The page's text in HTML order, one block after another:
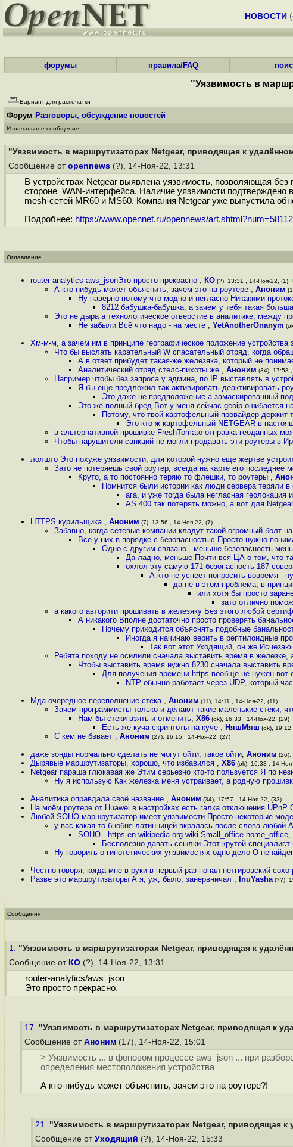
НОВОСТИ (
форумы правила/FAQ
"Уязвимость в
Вариант для распечатки
Форум Разговоры, обсуждение новостей
Изначальное сообщение
"Уязвимость в маршрутизаторах Netgear, приводящая к
Сообщение от opennews (?), 14-Ноя-22, 13:31
В устройствах Netgear выявлена уязвимость, позволяющая
стороне WAN-интерфейса. Наличие уязвимости подтверждено
mesh-сетей MR60 и MS60. Компания Netgear уже выпустила
Подробнее: https://www.opennet.ru/opennews/art.shtml?num=58112
Оглавление
router-analytics aws_jsonЭто просто прекрасно , КО (?), 13:31 , 14-Ноя-22, (1)
А кто-нибудь может объяснить, зачем это на роутере , Аноним
Ну наверно потому что модно и негласно Никакими
8212 бабушка-бабушка, а зачем у тебя такая
Это не дыра а технологическое отверстие в аналитике, между
Не забыли Всё что надо - на месте , YetAnotherOnanym
Хм-м-м, а зачем им в принципе географическое положение устройства
Что бы выслать карательный W спасательный отряд, когда
А в ответ прибудет такая-же железяка, который не
Аналитический отряд стелс-пихоты же , Аноним (34), 17:58
Например чтобы без запроса у админа, по IP выставлять в
Я бы еще предложил так активировать-деактивировать
Это даже не предположение а замаскированный
Это же полный бред Вот у меня сейчас geoip ошибается
Потому, что твой картофельный провайдер держит
Это кто ж картофельный NETGEAR в
в альтернативной прошивке FreshTomato отправка геоданных
Чтобы нарушители санкций не могли продавать эти роутеры в
лолшто Это похуже уязвимости, для которой нужно еще жертве
Зато не потеряешь свой роутер, всегда на карте его последнее
Круто, а то постоянно теряю то флешки, то роутеры ,
Помнится были истории как люди сервера теряли в
ага, и уже тогда была негласная
AS 400 так потерять можно, а вот для
HTTPS курильщика , Аноним (7), 13:56 , 14-Ноя-22, (7)
Забавно, когда сетевые компании кладут такой огромный болт
Все у них в порядке с безопасностью Просто нужно
Одно с другим связано - меньше безопасность
Да ладно, меньше Почти вся ЦА о том, что
охлол эту самую 171 безопасность 187
А кто не успеет попросить вовремя -
да не в этом проблема, в
или хотя бы просто
зато отлично
а какого авторити прошивать в железяку Без этого любой
А никакого Вполне достаточно просто проверять
Почему приходится объяснять подобные
Иногда я начинаю верить в рептилоидные
Так вот этот Уходящий, он же
Ребята походу не осилили сначала выставить время в железке,
Чтобы выставить время нужно 8230 сначала выставить
Для получения времени https вообще не нужен вот
NTP обычно работает через UDP, который
Мда очередное переполнение стека , Аноним (11), 14:11 , 14-Ноя-22, (11)
Зачем программисты только и делают такие маленькие стеки,
Нам бы стеки взять и отменить, X86 (ok), 16:33 , 14-Ноя-22, (29)
Есть же куча скриптоты на куче , НяшМяш (ok), 19:12
С кем не бввает , Аноним (27), 16:15 , 14-Ноя-22, (27)
даже зонды нормально сделать не могут ойти, такое ойти, Аноним (26),
Дырявые маршрутизаторы, хорошо, что избавился , X86 (ok), 16:33 , 14-
Netgear параша глюкавая же Этим серьезно кто-то пользуется Я по
Ну я использую Как железка меня устраивает, а родную
Аналитика оправдала своё название , Аноним (34), 17:57 , 14-Ноя-22, (33)
На моём роутере от Huawei в настройках есть галка отключения UPnP
Любой SOHO маршрутизатор имеет уязвимости Просто некоторые
у вас какая-то бнобня латинницей вкралась после слова любой
SOHO - https en wikipedia org wiki Small_office home_office,
Бесполезно давать ссылки Этот крутой
Ну говорить о гипотетических уязвимостях одно дело О
Честно говоря, когда мне в руки в первый раз попал нетгировский
Разве это маршрутизаторы А я, уж, было, занервничал , InuYasha (??),
Сообщения
1. "Уязвимость в маршрутизаторах Netgear, приводящая к
Сообщение от КО (?), 14-Ноя-22, 13:31
router-analytics/aws_json
Это просто прекрасно.
17. "Уязвимость в маршрутизаторах Netgear, приводящая к
Сообщение от Аноним (17), 14-Ноя-22, 15:01
> Уязвимость ... в фоновом процессе aws_json ... при
определения местоположения устройства
А кто-нибудь может объяснить, зачем это на роутере?!
21. "Уязвимость в маршрутизаторах Netgear, приводящая к
Сообщение от Уходящий (?), 14-Ноя-22, 15:33